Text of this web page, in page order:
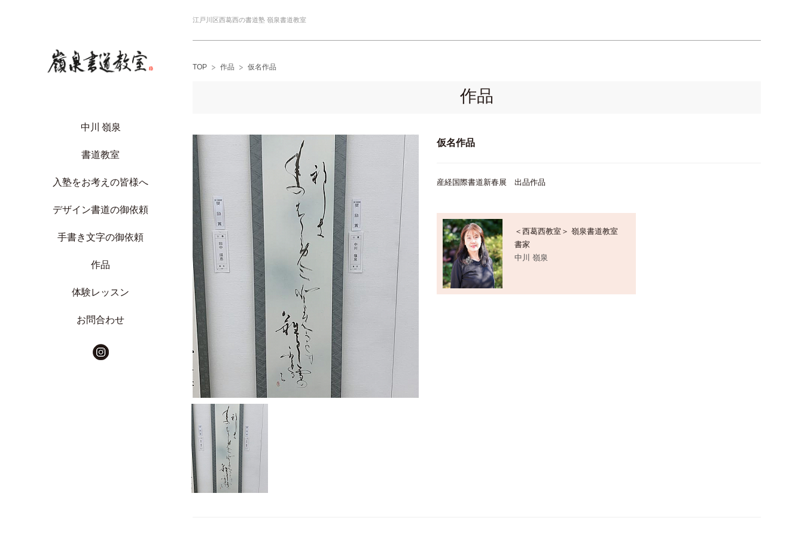
中川 嶺泉
書道教室
入塾をお考えの皆様へ
デザイン書道の御依頼
手書き文字の御依頼
作品
体験レッスン
お問合わせ
江戸川区西葛西の書道塾 嶺泉書道教室
TOP 作品 仮名作品
作品
仮名作品
産経国際書道新春展 出品作品
＜西葛西教室＞ 嶺泉書道教室
書家
中川 嶺泉